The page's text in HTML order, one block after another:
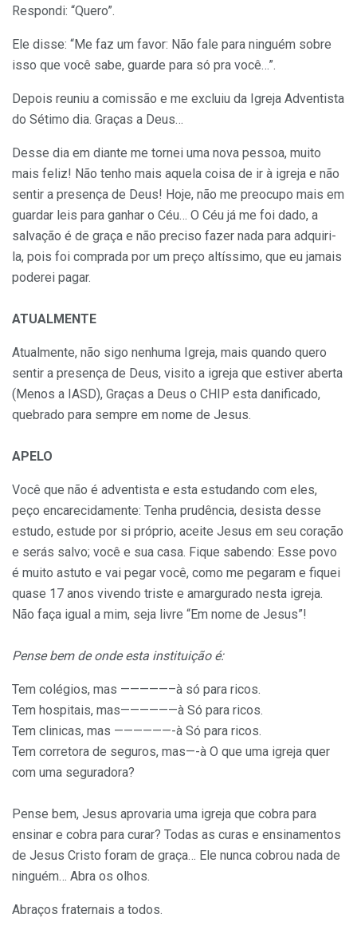
Respondi: “Quero”.
Ele disse: “Me faz um favor: Não fale para ninguém sobre
isso que você sabe, guarde para só pra você…”.
Depois reuniu a comissão e me excluiu da Igreja Adventista
do Sétimo dia. Graças a Deus…
Desse dia em diante me tornei uma nova pessoa, muito
mais feliz! Não tenho mais aquela coisa de ir à igreja e não
sentir a presença de Deus! Hoje, não me preocupo mais em
guardar leis para ganhar o Céu… O Céu já me foi dado, a
salvação é de graça e não preciso fazer nada para adquiri-
la, pois foi comprada por um preço altíssimo, que eu jamais
poderei pagar.
ATUALMENTE
Atualmente, não sigo nenhuma Igreja, mais quando quero
sentir a presença de Deus, visito a igreja que estiver aberta
(Menos a IASD), Graças a Deus o CHIP esta danificado,
quebrado para sempre em nome de Jesus.
APELO
Você que não é adventista e esta estudando com eles,
peço encarecidamente: Tenha prudência, desista desse
estudo, estude por si próprio, aceite Jesus em seu coração
e serás salvo; você e sua casa. Fique sabendo: Esse povo
é muito astuto e vai pegar você, como me pegaram e fiquei
quase 17 anos vivendo triste e amargurado nesta igreja.
Não faça igual a mim, seja livre “Em nome de Jesus”!
Pense bem de onde esta instituição é:
Tem colégios, mas —————–à só para ricos.
Tem hospitais, mas——————à Só para ricos.
Tem clinicas, mas ——————-à Só para ricos.
Tem corretora de seguros, mas—-à O que uma igreja quer
com uma seguradora?
Pense bem, Jesus aprovaria uma igreja que cobra para
ensinar e cobra para curar? Todas as curas e ensinamentos
de Jesus Cristo foram de graça… Ele nunca cobrou nada de
ninguém… Abra os olhos.
Abraços fraternais a todos.